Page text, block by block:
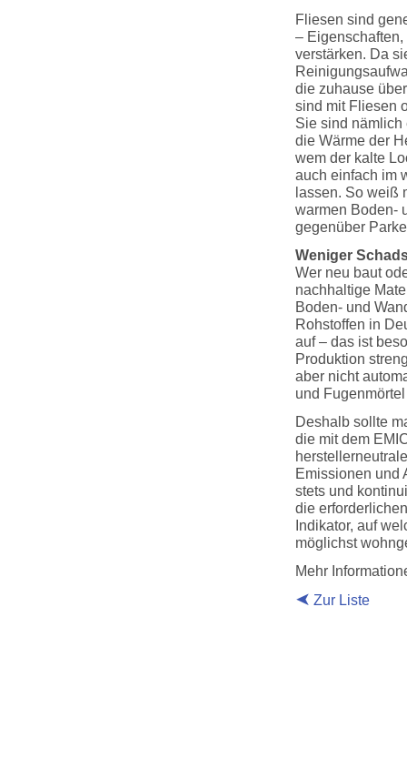
Fliesen sind
–
verstärken. Da
die zuhause
sind mit Fliesen
Sie sind nämlich
die Wärme der
wem der kalte
auch einfach im
lassen. So weiß
warmen Boden-
gegenüber
Weniger
Wer neu baut
nachhaltige
Boden- und
Rohstoffen in
auf – das ist
Produktion
aber nicht
und
Deshalb sollte
die mit dem
Emissionen und
stets und
die
Indikator, auf
möglichst
Mehr
Zur Liste